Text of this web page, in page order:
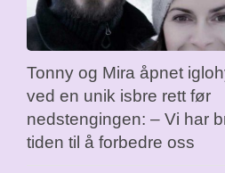
Tonny og Mira åpnet
ved en unik isbre rett før
nedstengingen: – Vi har
tiden til å forbedre oss